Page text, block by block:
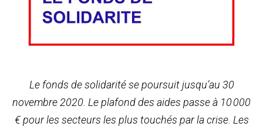
Le fonds de solidarité se poursuit jusqu’au 30
novembre 2020. Le plafond des aides passe à 10 000
€ pour les secteurs les plus touchés par la crise. Les